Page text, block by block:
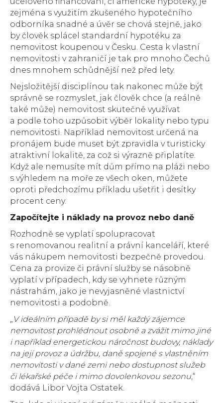
zejména s využitím zkušeného hypotečního
odborníka snadné a úvěr se chová stejně, jako
by člověk splácel standardní hypotéku za
nemovitost koupenou v Česku. Cesta k vlastní
nemovitosti v zahraničí je tak pro mnoho Čechů
dnes mnohem schůdnější než před lety.
Nejsložitější disciplínou tak nakonec může být
správně se rozmyslet, jak člověk chce (a reálně
také může) nemovitost skutečně využívat
a podle toho uzpůsobit výběr lokality nebo typu
nemovitosti. Například nemovitost určená na
pronájem bude muset být zpravidla v turisticky
atraktivní lokalitě, za což si výrazně připlatíte.
Když ale nemusíte mít dům přímo na pláži nebo
s výhledem na moře ze všech oken, můžete
oproti předchozímu příkladu ušetřit i desítky
procent ceny.
Započítejte i náklady na provoz nebo daně
Rozhodně se vyplatí spolupracovat
s renomovanou realitní a právní kanceláří, které
vás nákupem nemovitosti bezpečně provedou.
Cena za provize či právní služby se násobně
vyplatí v případech, kdy se vyhnete různým
nástrahám, jako je nevyjasněné vlastnictví
nemovitosti a podobně.
V ideálním případě by si měl každý zájemce
nemovitost prohlédnout osobně a zvážit mimo jiné
i například energetickou náročnost budovy, náklady
na její provoz a údržbu, daně spojené s vlastněním
nemovitosti v dané zemi nebo dostupnost služeb
či lékařské péče i mimo dovolenkovou sezonu,“
dodává Libor Vojta Ostatek.